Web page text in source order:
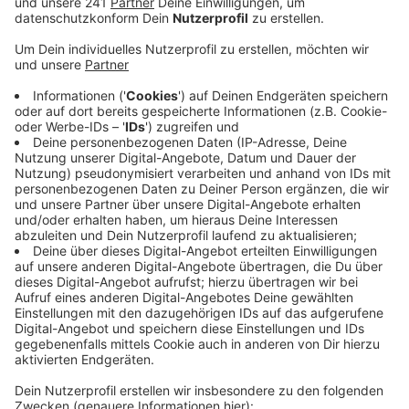
Freunden des 35-Jährigen.
Anzeige
Zwischen November letzten und März dieses Jahres
soll sich der Angeklagte mehrfach an dem Mädchen
vergangen haben – unter anderem während Besuchen
bei der Familie. Laut Anklage hatte der Leverkusener
das Kind auch in seinem LKW mit auf Berufsfahrten
genommen – auch hier soll er das Mädchen sexuell
missbraucht haben. Außerdem verlangte er, dass sie
ihm pornographische Bilder auf sein Handy schickte, so
steht es in der Anklageschrift. Der Prozess startet
heute Vormittag – insgesamt sind drei
wird bereits das Urteil erwartet.